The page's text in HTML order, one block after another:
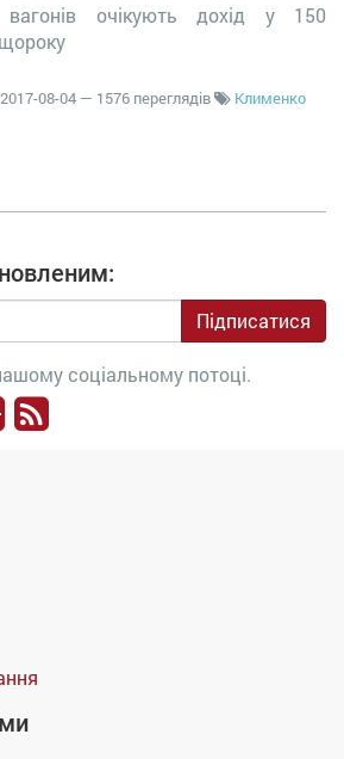
вагонів очікують дохід у 150
2017-08-04 — 1576 переглядів
Клименко
Підписатися
соціальному потоці.